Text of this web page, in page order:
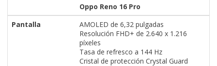
Oppo Reno 16 Pro
Pantalla
AMOLED de 6,32 pulgadas
Resolución FHD+ de 2.640 x 1.216
píxeles
Tasa de refresco a 144 Hz
Cristal de protección Crystal Guard